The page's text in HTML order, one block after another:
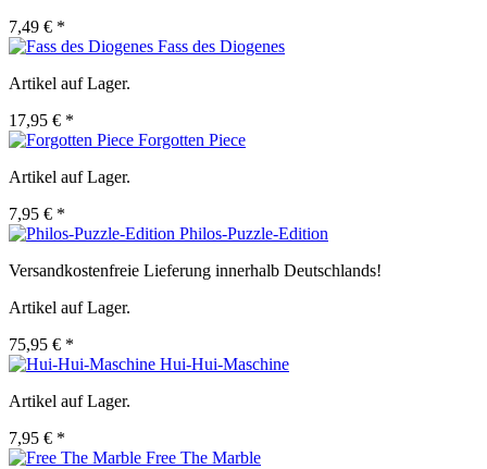
7,49 € *
Fass des Diogenes
Artikel auf Lager.
17,95 € *
Forgotten Piece
Artikel auf Lager.
7,95 € *
Philos-Puzzle-Edition
Versandkostenfreie Lieferung innerhalb Deutschlands!
Artikel auf Lager.
75,95 € *
Hui-Hui-Maschine
Artikel auf Lager.
7,95 € *
Free The Marble